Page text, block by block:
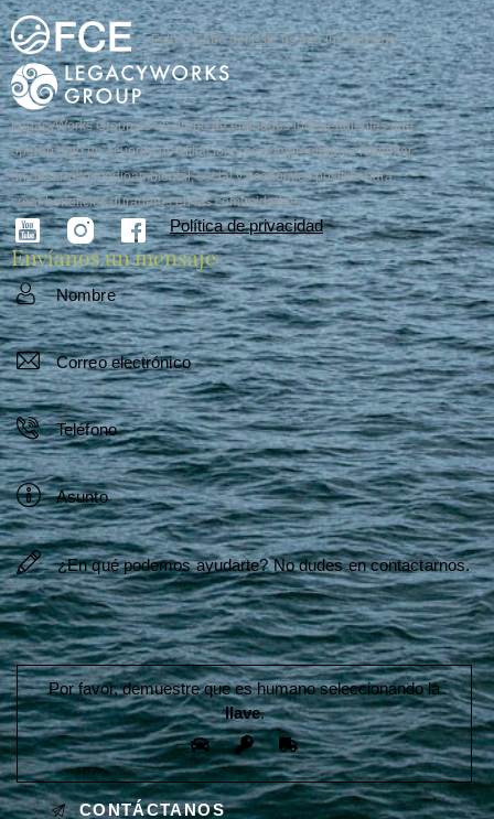
Futuro Cabo del Este es una iniciativa de:
LegacyWorks Group es un grupo de entidades independientes que
operan bajo un acuerdo de afiliación y se comprometen a fomentar
un desarrollo medioambiental, social y económico positivo para
crear beneficios duraderos en las comunidades.
Política de privacidad
Envíanos un mensaje
Por favor, demuestre que es humano seleccionando la
llave.